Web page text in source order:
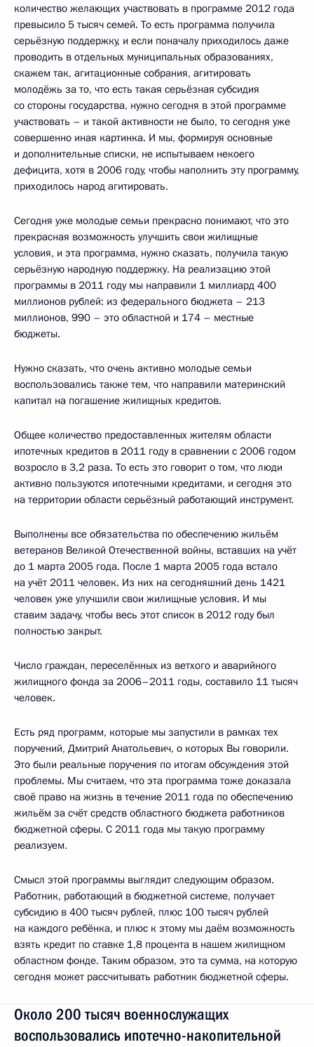
количество желающих участвовать в программе 2012 года
превысило 5 тысяч семей. То есть программа получила
серьёзную поддержку, и если поначалу приходилось даже
проводить в отдельных муниципальных образованиях,
скажем так, агитационные собрания, агитировать
молодёжь за то, что есть такая серьёзная субсидия
со стороны государства, нужно сегодня в этой программе
участвовать – и такой активности не было, то сегодня уже
совершенно иная картинка. И мы, формируя основные
и дополнительные списки, не испытываем некоего
дефицита, хотя в 2006 году, чтобы наполнить эту программу,
приходилось народ агитировать.
Сегодня уже молодые семьи прекрасно понимают, что это
прекрасная возможность улучшить свои жилищные
условия, и эта программа, нужно сказать, получила такую
серьёзную народную поддержку. На реализацию этой
программы в 2011 году мы направили 1 миллиард 400
миллионов рублей: из федерального бюджета – 213
миллионов, 990 – это областной и 174 – местные
бюджеты.
Нужно сказать, что очень активно молодые семьи
воспользовались также тем, что направили материнский
капитал на погашение жилищных кредитов.
Общее количество предоставленных жителям области
ипотечных кредитов в 2011 году в сравнении с 2006 годом
возросло в 3,2 раза. То есть это говорит о том, что люди
активно пользуются ипотечными кредитами, и сегодня это
на территории области серьёзный работающий инструмент.
Выполнены все обязательства по обеспечению жильём
ветеранов Великой Отечественной войны, вставших на учёт
до 1 марта 2005 года. После 1 марта 2005 года встало
на учёт 2011 человек. Из них на сегодняшний день 1421
человек уже улучшили свои жилищные условия. И мы
ставим задачу, чтобы весь этот список в 2012 году был
полностью закрыт.
Число граждан, переселённых из ветхого и аварийного
жилищного фонда за 2006–2011 годы, составило 11 тысяч
человек.
Есть ряд программ, которые мы запустили в рамках тех
поручений, Дмитрий Анатольевич, о которых Вы говорили.
Это были реальные поручения по итогам обсуждения этой
проблемы. Мы считаем, что эта программа тоже доказала
своё право на жизнь в течение 2011 года по обеспечению
жильём за счёт средств областного бюджета работников
бюджетной сферы. С 2011 года мы такую программу
реализуем.
Смысл этой программы выглядит следующим образом.
Работник, работающий в бюджетной системе, получает
субсидию в 400 тысяч рублей, плюс 100 тысяч рублей
на каждого ребёнка, и плюс к этому мы даём возможность
взять кредит по ставке 1,8 процента в нашем жилищном
областном фонде. Таким образом, это та сумма, на которую
сегодня может рассчитывать работник бюджетной сферы.
Около 200 тысяч военнослужащих
воспользовались ипотечно-накопительной